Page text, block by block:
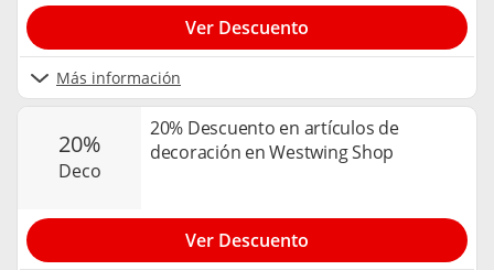
Más información
Ver Descuento
20%
deco
20% Descuento en artículos de
decoración en Westwing Shop
Ver Descuento